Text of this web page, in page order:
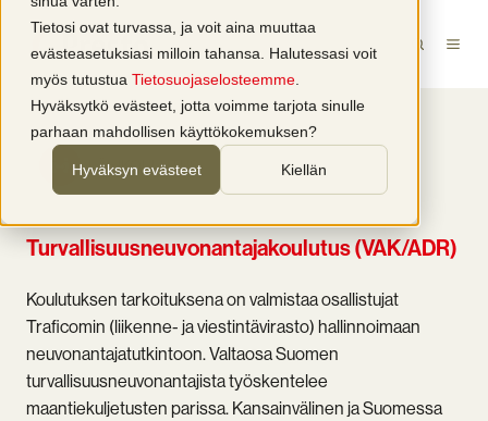
Tietosi ovat turvassa, ja voit aina muuttaa
evästeasetuksiasi milloin tahansa. Halutessasi voit
myös tutustua Tietosuojaselosteemme
Hyväksytkö evästeet, jotta voimme tarjota sinulle
parhaan mahdollisen käyttökokemuksen?
Hyväksyn evästeet Kiellän
LÄHIKOULUTUS
Turvallisuusneuvonantajakoulutus (VAK/ADR)
Koulutuksen tarkoituksena on valmistaa osallistujat
Traficomin (liikenne- ja viestintävirasto) hallinnoimaan
neuvonantajatutkintoon. Valtaosa Suomen
turvallisuusneuvonantajista työskentelee
maantiekuljetusten parissa. Kansainvälinen ja Suomessa